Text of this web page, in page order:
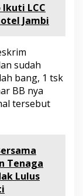
Ikuti LCC
Jambi
sudah
bang, 1 tsk
BB nya
tersebut
Tenaga
Lulus